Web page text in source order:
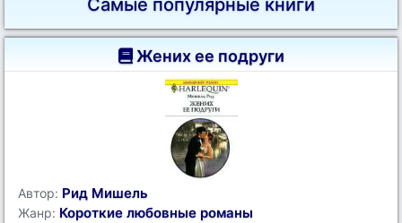
Самые популярные книги
Жених ее подруги
Автор: Рид Мишель
Жанр: Короткие любовные романы